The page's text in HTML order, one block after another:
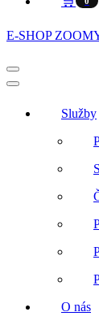
E-SHOP
Menu
navigácie
Menu
Služby
O nás